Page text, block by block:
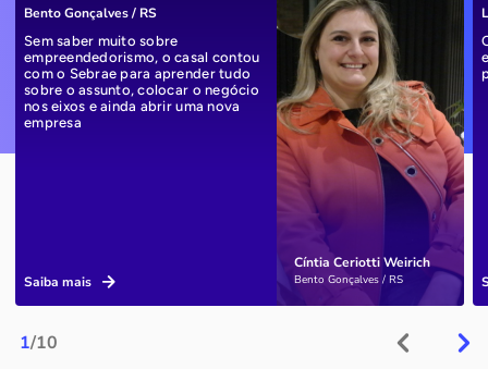
1/10
Cíntia Ceriotti Weirich
Bento Gonçalves / RS
Bento Gonçalves / RS
Sem saber muito sobre
empreendedorismo, o casal contou
com o Sebrae para aprender tudo
sobre o assunto, colocar o negócio
nos eixos e ainda abrir uma nova
empresa
Saiba mais